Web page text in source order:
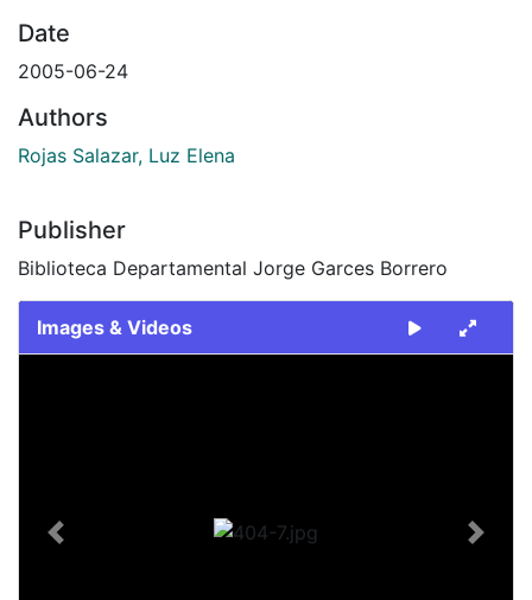
Date
2005-06-24
Authors
Rojas Salazar, Luz Elena
Publisher
Biblioteca Departamental Jorge Garces Borrero
Images & Videos
Previous Next